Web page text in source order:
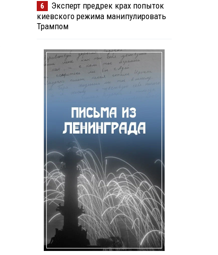
6
Эксперт предрек крах попыток
киевского режима манипулировать
Трампом